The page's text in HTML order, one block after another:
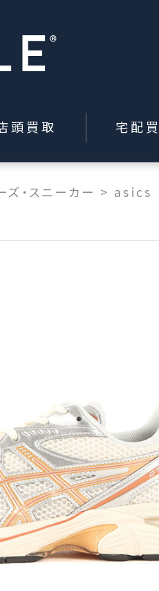
頭買取 宅配
ズ・スニーカー > asics